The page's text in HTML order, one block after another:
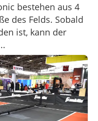
bestehen aus 4
des Felds. Sobald
ist, kann der